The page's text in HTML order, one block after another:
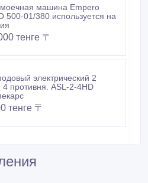
машина Empero
500-01/380 используется на
тенге 〒
электрический 2
4 противня. ASL-2-4HD
тенге 〒